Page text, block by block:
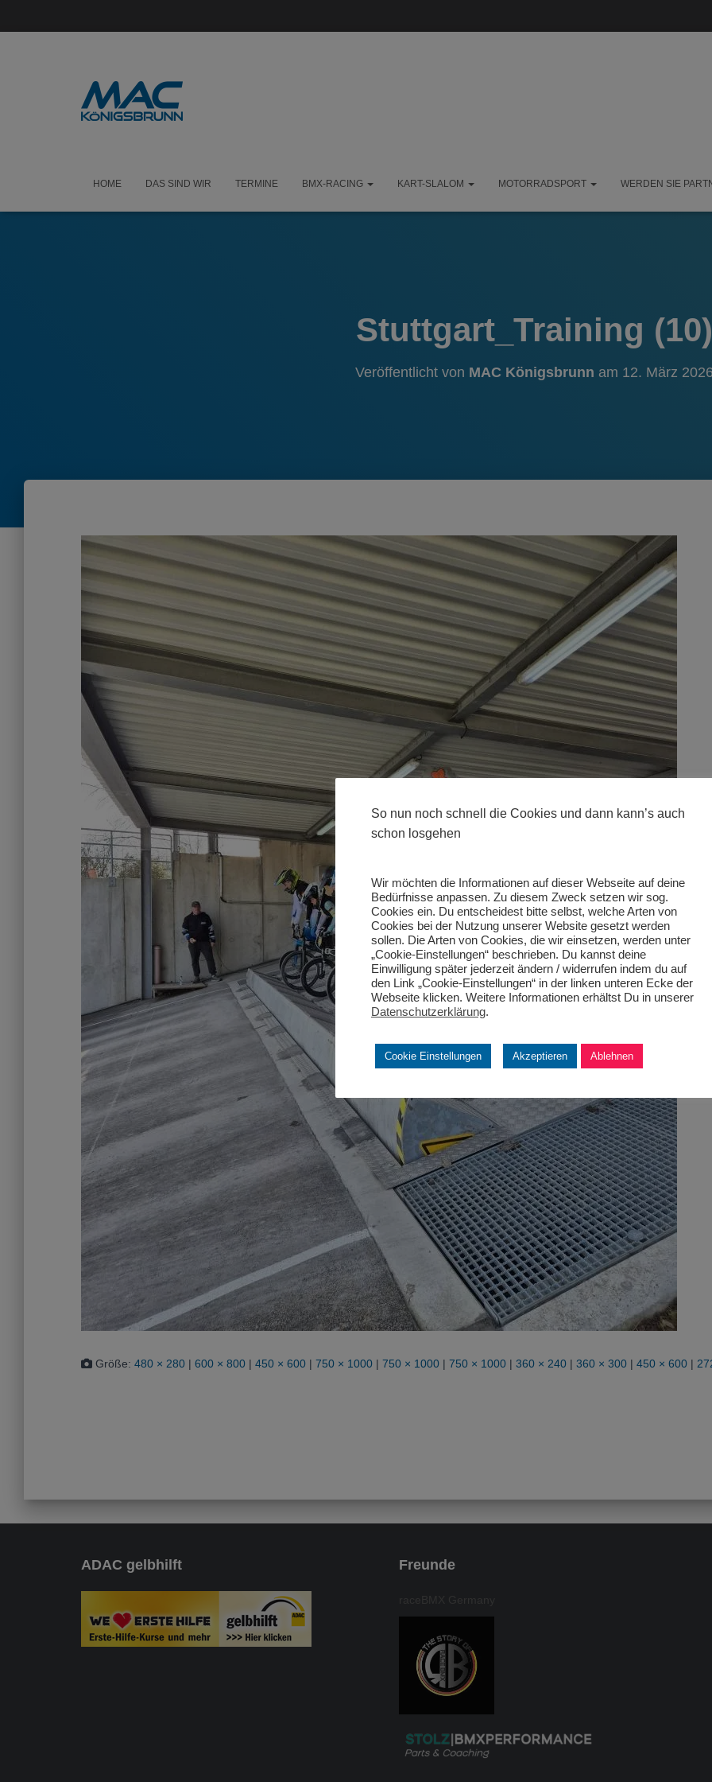
HOME DAS SIND WIR TERMINE BMX-RACING KART-SLALOM MOTORRADSPORT WERDEN SIE
Stuttgart_Training (10)
Veröffentlicht von MAC Königsbrunn am 12. März
Größe: 480 × 280 | 600 × 800 | 450 × 600 | 750 × 1000 | 750 × 1000 | 750 × 1000 | 360 × 240 | 360 × 300 | 450 × 600 |
ADAC gelbhilft Freunde
So nun noch schnell die Cookies und dann kann’s auch
schon losgehen
Wir möchten die Informationen auf dieser Webseite auf deine
Bedürfnisse anpassen. Zu diesem Zweck setzen wir sog.
Cookies ein. Du entscheidest bitte selbst, welche Arten von
Cookies bei der Nutzung unserer Website gesetzt werden
sollen. Die Arten von Cookies, die wir einsetzen, werden unter
„Cookie-Einstellungen“ beschrieben. Du kannst deine
Einwilligung später jederzeit ändern / widerrufen indem du auf
den Link „Cookie-Einstellungen“ in der linken unteren Ecke der
Webseite klicken. Weitere Informationen erhältst Du in unserer
Datenschutzerklärung.
Cookie Einstellungen Akzeptieren Ablehnen